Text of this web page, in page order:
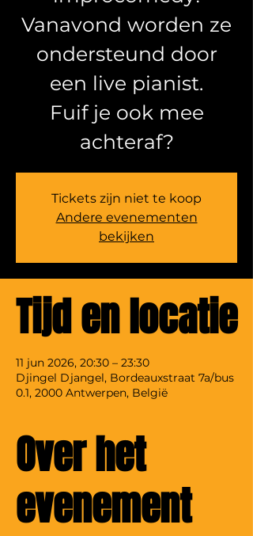
Vanavond worden ze
ondersteund door
een live pianist.
Fuif je ook mee
achteraf?
Tickets zijn niet te koop
Andere evenementen
bekijken
Tijd en locatie
11 jun 2026, 20:30 – 23:30
Djingel Djangel, Bordeauxstraat 7a/bus
0.1, 2000 Antwerpen, België
Over het
evenement